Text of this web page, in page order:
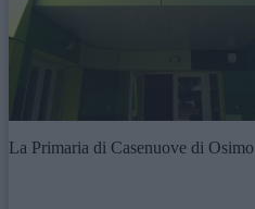
La Primaria di Casenuove di Osimo